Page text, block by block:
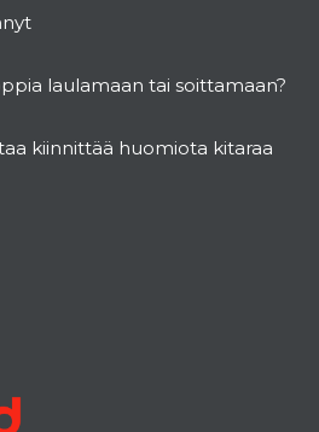
laulamaan tai soittamaan?
kiinnittää huomiota kitaraa